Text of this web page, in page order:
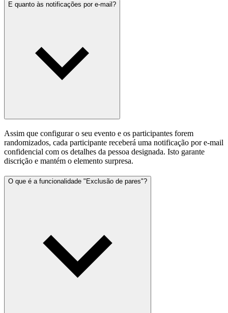
E quanto às notificações por e-mail?
Assim que configurar o seu evento e os participantes forem
randomizados, cada participante receberá uma notificação por e-mail
confidencial com os detalhes da pessoa designada. Isto garante
discrição e mantém o elemento surpresa.
O que é a funcionalidade "Exclusão de pares"?